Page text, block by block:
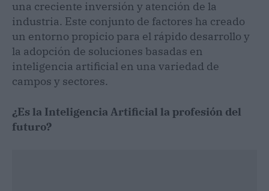
una creciente inversión y atención de la
industria. Este conjunto de factores ha creado
un entorno propicio para el rápido desarrollo y
la adopción de soluciones basadas en
inteligencia artificial en una variedad de
campos y sectores.
¿Es la Inteligencia Artificial la profesión del
futuro?